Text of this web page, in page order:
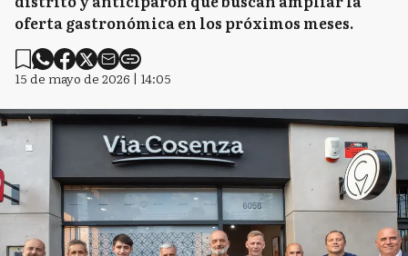
oferta gastronómica en los próximos meses.
15 de mayo de 2026 | 14:05